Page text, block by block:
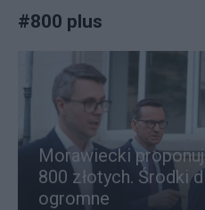
#800 plus
Morawiecki
800 złotych. Środki
ogromne